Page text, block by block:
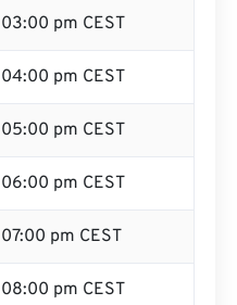
03:00 pm CEST
04:00 pm CEST
05:00 pm CEST
06:00 pm CEST
07:00 pm CEST
08:00 pm CEST